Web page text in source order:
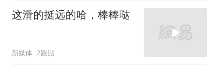
这滑的挺远的哈，棒棒哒
新媒体 2跟贴